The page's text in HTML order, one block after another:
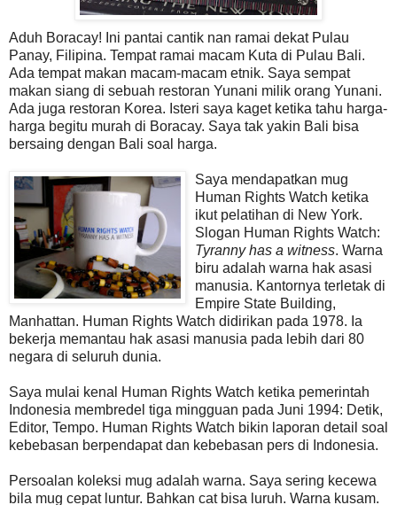
Aduh Boracay! Ini pantai cantik nan ramai dekat Pulau
Panay, Filipina. Tempat ramai macam Kuta di Pulau Bali.
Ada tempat makan macam-macam etnik. Saya sempat
makan siang di sebuah restoran Yunani milik orang Yunani.
Ada juga restoran Korea. Isteri saya kaget ketika tahu harga-
harga begitu murah di Boracay. Saya tak yakin Bali bisa
bersaing dengan Bali soal harga.
Saya mendapatkan mug
Human Rights Watch ketika
ikut pelatihan di New York.
Slogan Human Rights Watch:
Tyranny has a witness. Warna
biru adalah warna hak asasi
manusia. Kantornya terletak di
Empire State Building,
Manhattan. Human Rights Watch didirikan pada 1978. Ia
bekerja memantau hak asasi manusia pada lebih dari 80
negara di seluruh dunia.
Saya mulai kenal Human Rights Watch ketika pemerintah
Indonesia membredel tiga mingguan pada Juni 1994: Detik,
Editor, Tempo. Human Rights Watch bikin laporan detail soal
kebebasan berpendapat dan kebebasan pers di Indonesia.
Persoalan koleksi mug adalah warna. Saya sering kecewa
bila mug cepat luntur. Bahkan cat bisa luruh. Warna kusam.